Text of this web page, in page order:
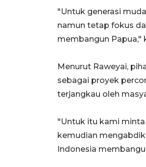
"Untuk generasi
namun tetap fokus
membangun Papua,"
Menurut Raweyai,
sebagai proyek
terjangkau oleh
"Untuk itu kami minta
kemudian
Indonesia